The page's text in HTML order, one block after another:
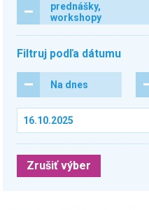
prednášky,
workshopy
Filtruj podľa dátumu
Na dnes
Zrušiť výber